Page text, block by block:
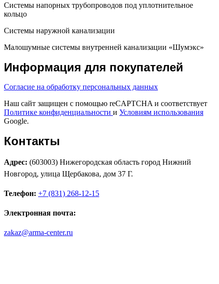
Системы напорных трубопроводов под уплотнительное
кольцо
Системы наружной канализации
Малошумные системы внутренней канализации «Шумэкс»
Информация для покупателей
Согласие на обработку персональных данных
Наш сайт защищен с помощью reCAPTCHA и соответствует
Политике конфиденциальности и Условиям использования
Google.
Контакты
Адрес: (603003) Нижегородская область город Нижний
Новгород, улица Щербакова, дом 37 Г.
Телефон: +7 (831) 268-12-15
Электронная почта:
zakaz@arma-center.ru